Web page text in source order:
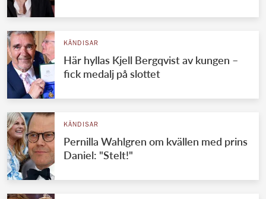
KÄNDISAR
Här hyllas Kjell Bergqvist av kungen –
fick medalj på slottet
KÄNDISAR
Pernilla Wahlgren om kvällen med prins
Daniel: "Stelt!"